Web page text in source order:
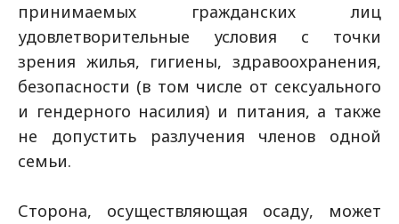
принимаемых гражданских лиц
удовлетворительные условия с точки
зрения жилья, гигиены, здравоохранения,
безопасности (в том числе от сексуального
и гендерного насилия) и питания, а также
не допустить разлучения членов одной
семьи.
Сторона, осуществляющая осаду, может